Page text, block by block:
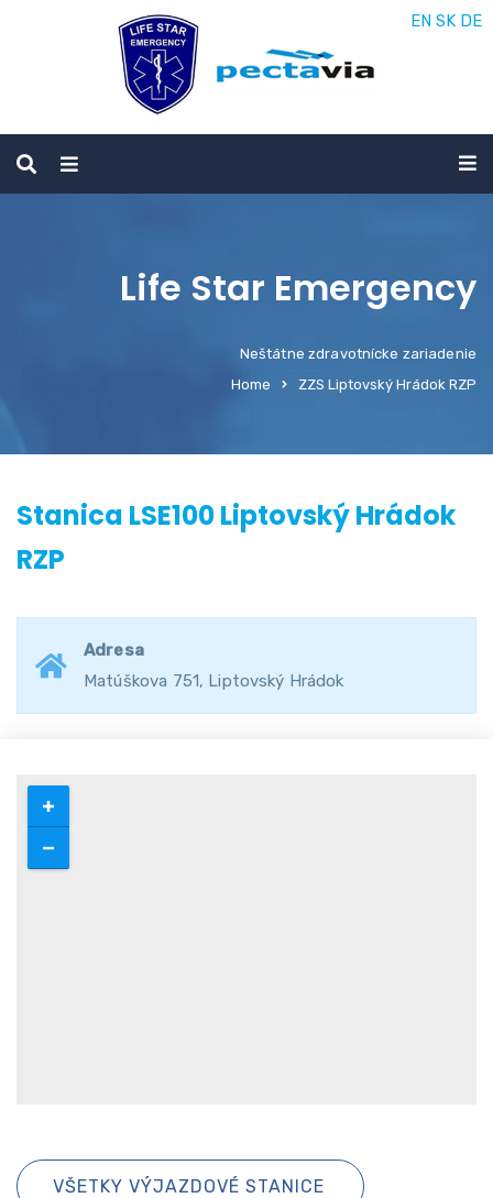
Life Star Emergency
Neštátne zdravotnícke zariadenie
Home
ZZS Liptovský Hrádok RZP
Stanica LSE100 Liptovský Hrádok
RZP
Adresa
Matúškova 751, Liptovský Hrádok
VŠETKY VÝJAZDOVÉ STANICE
EN SK DE